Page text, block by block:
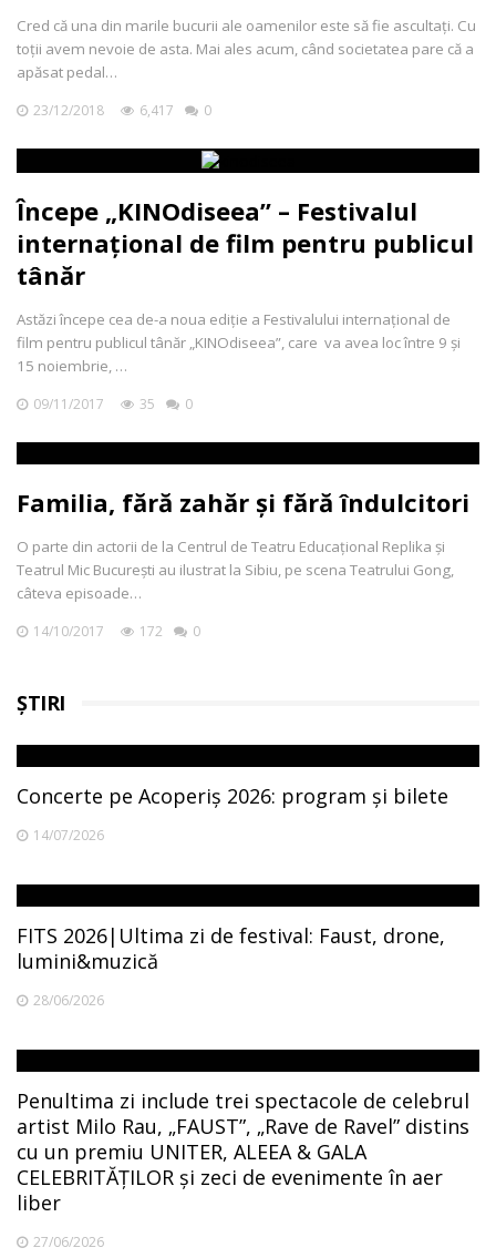
Cred că una din marile bucurii ale oamenilor este să fie ascultați. Cu
toții avem nevoie de asta. Mai ales acum, când societatea pare că a
apăsat pedal…
23/12/2018 6,417 0
Începe „KINOdiseea” – Festivalul
internațional de film pentru publicul
tânăr
Astăzi începe cea de-a noua ediție a Festivalului internațional de
film pentru publicul tânăr „KINOdiseea”, care va avea loc între 9 și
15 noiembrie, …
09/11/2017 35 0
Familia, fără zahăr și fără îndulcitori
O parte din actorii de la Centrul de Teatru Educațional Replika și
Teatrul Mic București au ilustrat la Sibiu, pe scena Teatrului Gong,
câteva episoade…
14/10/2017 172 0
ȘTIRI
Concerte pe Acoperiș 2026: program și bilete
14/07/2026
FITS 2026|Ultima zi de festival: Faust, drone,
lumini&muzică
28/06/2026
Penultima zi include trei spectacole de celebrul
artist Milo Rau, „FAUST”, „Rave de Ravel” distins
cu un premiu UNITER, ALEEA & GALA
CELEBRITĂȚILOR și zeci de evenimente în aer
liber
27/06/2026